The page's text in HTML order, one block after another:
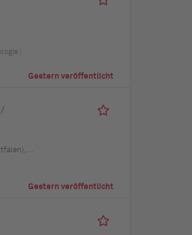
|
Gestern veröffentlicht
/
Heilbronn (Baden-Württemberg), Leipzig (Sachsen)
Gestern veröffentlicht